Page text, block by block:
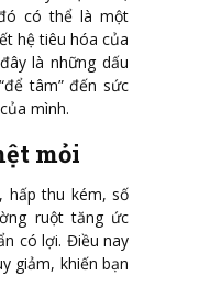
có thể là một
hệ tiêu hóa của
là những dấu
tâm” đến sức
mình.
mỏi
hấp thu kém, số
ruột tăng ức
có lợi. Điều nay
giảm, khiến bạn